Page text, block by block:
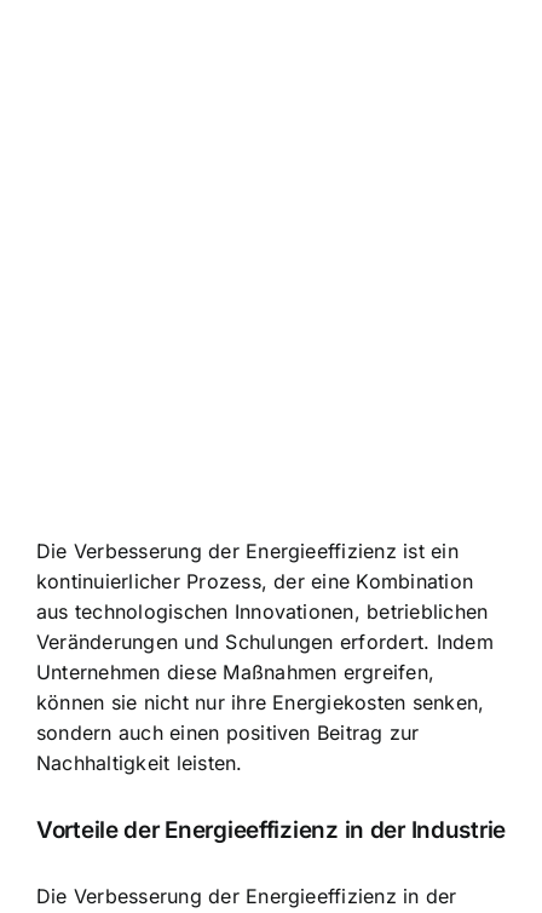
Die Verbesserung der Energieeffizienz ist ein
kontinuierlicher Prozess, der eine Kombination
aus technologischen Innovationen, betrieblichen
Veränderungen und Schulungen erfordert. Indem
Unternehmen diese Maßnahmen ergreifen,
können sie nicht nur ihre Energiekosten senken,
sondern auch einen positiven Beitrag zur
Nachhaltigkeit leisten.
Vorteile der Energieeffizienz in der Industrie
Die Verbesserung der Energieeffizienz in der